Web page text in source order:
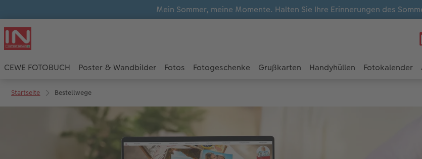
Mein Sommer, meine Momente. Halten Sie Ihre Erinnerungen des
CEWE FOTOBUCH Poster & Wandbilder Fotos Fotogeschenke Grußkarten Handyhüllen Fotokalender
Startseite Bestellwege